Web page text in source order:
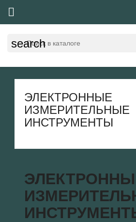

search
ЭЛЕКТРОННЫЕ
ИЗМЕРИТЕЛЬНЫЕ
ИНСТРУМЕНТЫ